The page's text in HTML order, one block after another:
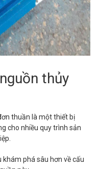
thủy
thuần là một thiết bị
cho nhiều quy trình sản
khám phá sâu hơn về cấu